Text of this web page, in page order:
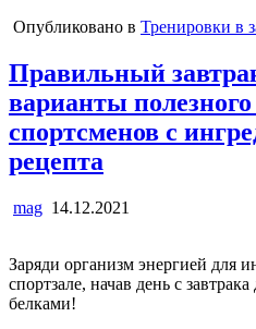
Опубликовано в Тренировки в
Правильный
варианты
спортсменов с
рецепта
mag 14.12.2021
Заряди организм энергией для
спортзале, начав день с
белками!